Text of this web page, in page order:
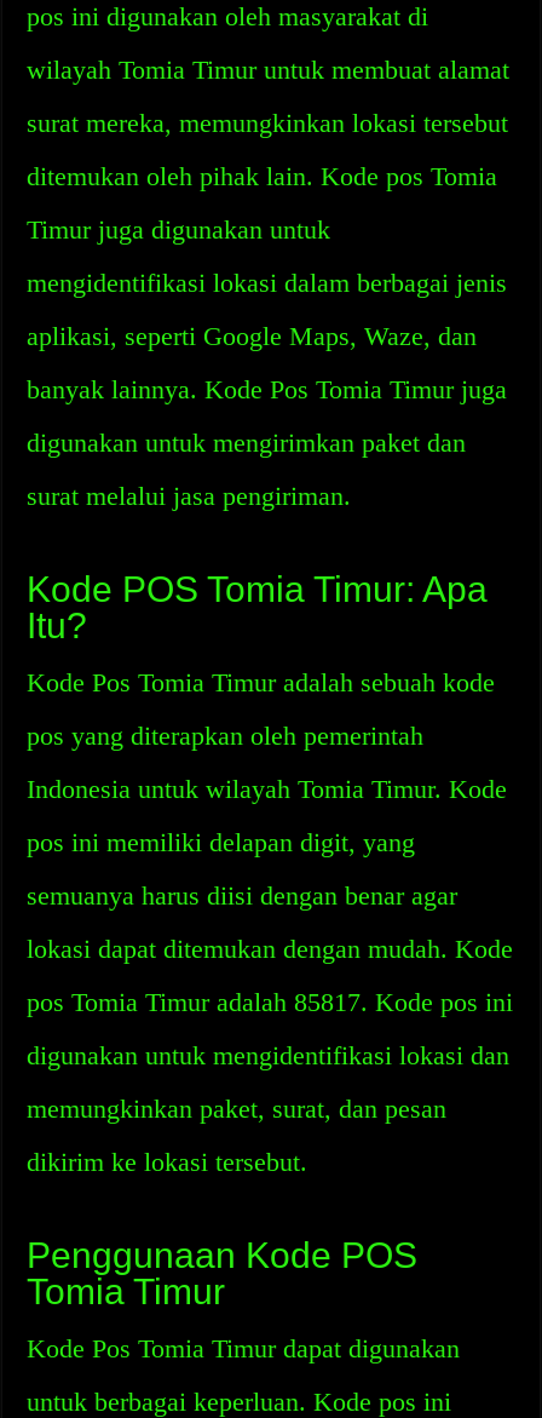
pos ini digunakan oleh masyarakat di
wilayah Tomia Timur untuk membuat alamat
surat mereka, memungkinkan lokasi tersebut
ditemukan oleh pihak lain. Kode pos Tomia
Timur juga digunakan untuk
mengidentifikasi lokasi dalam berbagai jenis
aplikasi, seperti Google Maps, Waze, dan
banyak lainnya. Kode Pos Tomia Timur juga
digunakan untuk mengirimkan paket dan
surat melalui jasa pengiriman.
Kode POS Tomia Timur: Apa
Itu?
Kode Pos Tomia Timur adalah sebuah kode
pos yang diterapkan oleh pemerintah
Indonesia untuk wilayah Tomia Timur. Kode
pos ini memiliki delapan digit, yang
semuanya harus diisi dengan benar agar
lokasi dapat ditemukan dengan mudah. Kode
pos Tomia Timur adalah 85817. Kode pos ini
digunakan untuk mengidentifikasi lokasi dan
memungkinkan paket, surat, dan pesan
dikirim ke lokasi tersebut.
Penggunaan Kode POS
Tomia Timur
Kode Pos Tomia Timur dapat digunakan
untuk berbagai keperluan. Kode pos ini